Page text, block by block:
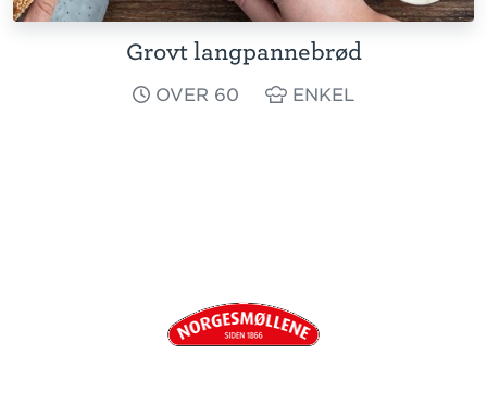
Grovt langpannebrød
OVER 60 ENKEL